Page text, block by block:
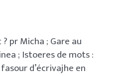
pr Micha ; Gare au
; Istoeres de mots :
d’écrivajhe en